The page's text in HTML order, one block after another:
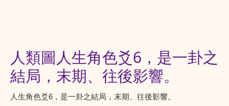
人類圖人生角色爻6，是一卦之
結局，末期、往後影響。
人生角色爻6，是一卦之結局，末期、往後影響。